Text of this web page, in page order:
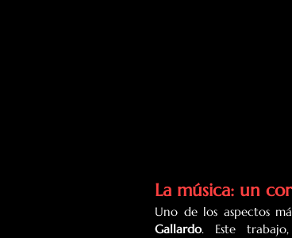
La música: un
Uno de los aspectos
Gallardo. Este